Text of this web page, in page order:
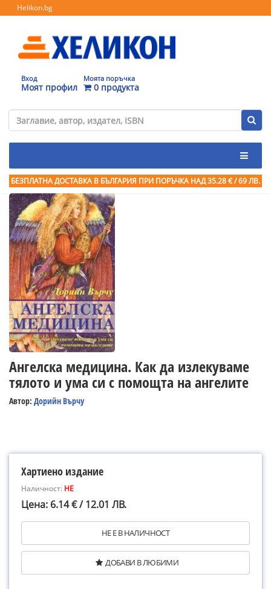
Helikon.bg
Вход
Моят профил
Моята поръчка
0 продукта
БЕЗПЛАТНА ДОСТАВКА В БЪЛГАРИЯ ПРИ ПОРЪЧКА НАД 35.28 € / 69 ЛВ.
Ангелска медицина. Как да излекуваме
тялото и ума си с помощта на ангелите
Автор: Дорийн Върчу
Хартиено издание
Наличност: НЕ
Цена: 6.14 € / 12.01 ЛВ.
НЕ Е В НАЛИЧНОСТ
ДОБАВИ В ЛЮБИМИ